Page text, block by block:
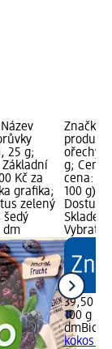
25 g;
Kč za
grafika;
zelený
šedý
dm
Značka:
ořechy,
g; Cena:
cena:
100 g);
Vybrat
39,50 Kč
100 g
dmBio
kokos